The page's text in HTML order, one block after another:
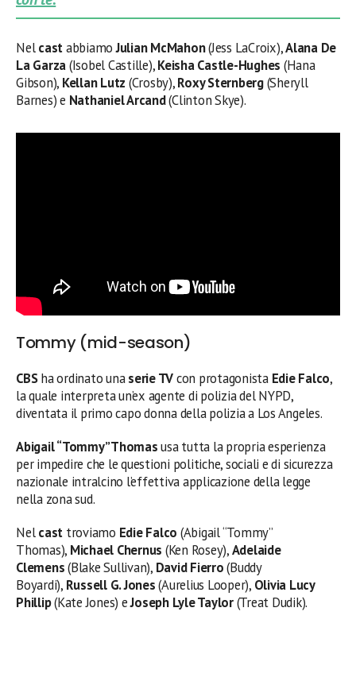
NelcastabbiamoJulian McMahon(Jess LaCroix),Alana De
La Garza(Isobel Castille),Keisha Castle-Hughes (Hana
Gibson), Kellan Lutz (Crosby),Roxy Sternberg(Sheryll
Barnes) e Nathaniel Arcand(Clinton Skye).
Tommy (mid-season)
CBSha ordinato unaserie TVcon protagonista Edie Falco,
la quale interpreta un’ex agente di polizia del NYPD,
diventata il primo capo donna della polizia a Los Angeles.
Abigail “Tommy” Thomasusa tutta la propria esperienza
per impedire che le questioni politiche, sociali e di sicurezza
nazionale intralcino l’effettiva applicazione della legge
nella zona sud.
Nelcast troviamo Edie Falco (Abigail “Tommy”
Thomas), Michael Chernus (Ken Rosey),Adelaide
Clemens(Blake Sullivan), David Fierro(Buddy
Boyardi), Russell G. Jones(Aurelius Looper), Olivia Lucy
Phillip(Kate Jones) eJoseph Lyle Taylor(Treat Dudik).